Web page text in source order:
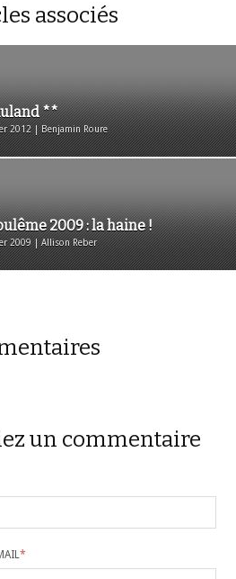
associés
**
2012 | Benjamin Roure
2009 : la haine !
2009 | Allison Reber
un commentaire
*